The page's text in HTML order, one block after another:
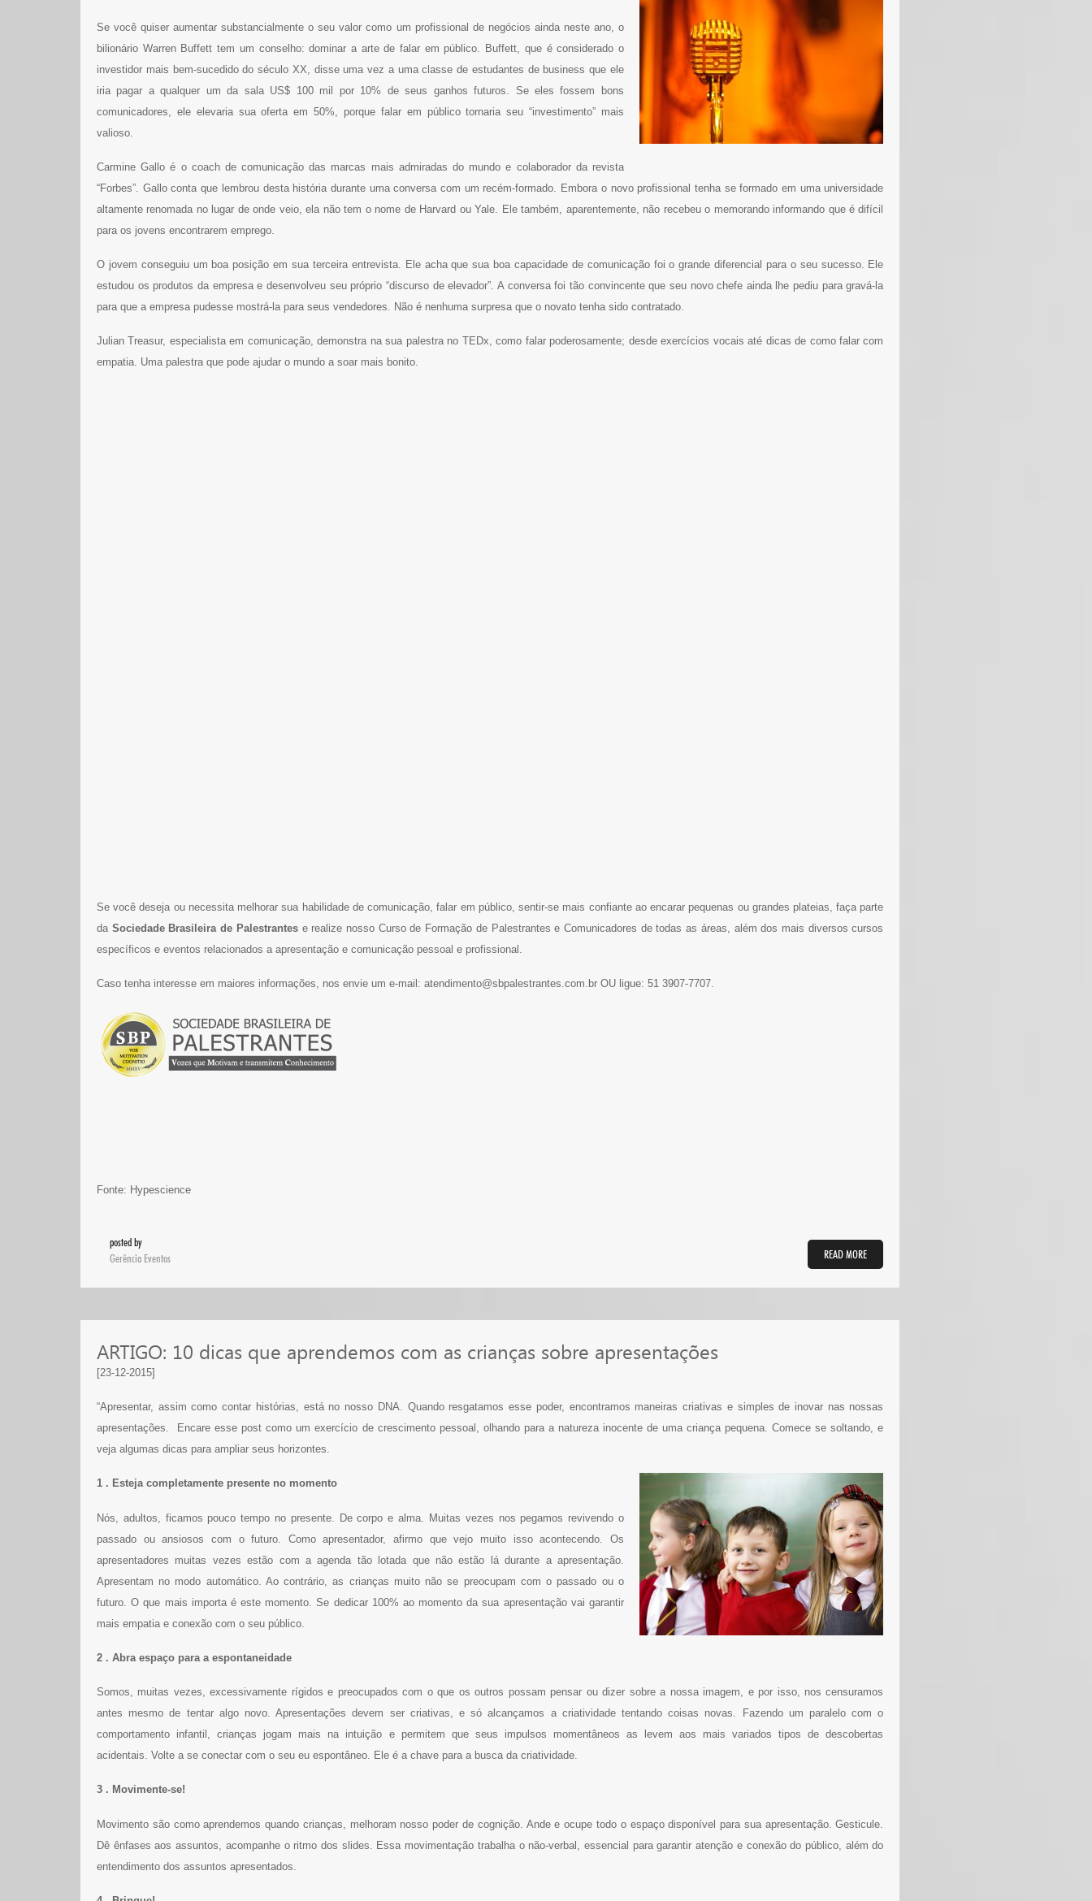
Se você quiser aumentar substancialmente o seu valor como um profissional de negócios ainda neste ano, o
bilionário Warren Buffett tem um conselho: dominar a arte de falar em público. Buffett, que é considerado o
investidor mais bem-sucedido do século XX, disse uma vez a uma classe de estudantes de business que ele
iria pagar a qualquer um da sala US$ 100 mil por 10% de seus ganhos futuros. Se eles fossem bons
comunicadores, ele elevaria sua oferta em 50%, porque falar em público tornaria seu “investimento” mais
valioso.
Carmine Gallo é o coach de comunicação das marcas mais admiradas do mundo e colaborador da revista
“Forbes”. Gallo conta que lembrou desta história durante uma conversa com um recém-formado. Embora o novo profissional tenha se formado em uma universidade
altamente renomada no lugar de onde veio, ela não tem o nome de Harvard ou Yale. Ele também, aparentemente, não recebeu o memorando informando que é difícil
para os jovens encontrarem emprego.
O jovem conseguiu um boa posição em sua terceira entrevista. Ele acha que sua boa capacidade de comunicação foi o grande diferencial para o seu sucesso. Ele
estudou os produtos da empresa e desenvolveu seu próprio “discurso de elevador”. A conversa foi tão convincente que seu novo chefe ainda lhe pediu para gravá-la
para que a empresa pudesse mostrá-la para seus vendedores. Não é nenhuma surpresa que o novato tenha sido contratado.
Julian Treasur, especialista em comunicação, demonstra na sua palestra no TEDx, como falar poderosamente; desde exercícios vocais até dicas de como falar com
empatia. Uma palestra que pode ajudar o mundo a soar mais bonito.
Se você deseja ou necessita melhorar sua habilidade de comunicação, falar em público, sentir-se mais confiante ao encarar pequenas ou grandes plateias, faça parte
da Sociedade Brasileira de Palestrantese realize nosso Curso de Formação de Palestrantes e Comunicadores de todas as áreas, além dos mais diversos cursos
específicos e eventos relacionados a apresentação e comunicação pessoal e profissional.
Caso tenha interesse em maiores informações, nos envie um e-mail: atendimento@sbpalestrantes.com.br OU ligue: 51 3907-7707.
Fonte: Hypescience
posted by
Gerência Eventos
READ MORE
ARTIGO: 10 dicas que aprendemos com as crianças sobre apresentações
[23-12-2015]
“Apresentar, assim como contar histórias, está no nosso DNA. Quando resgatamos esse poder, encontramos maneiras criativas e simples de inovar nas nossas
apresentações. Encare esse post como um exercício de crescimento pessoal, olhando para a natureza inocente de uma criança pequena. Comece se soltando, e
veja algumas dicas para ampliar seus horizontes.
1 . Esteja completamente presente no momento
Nós, adultos, ficamos pouco tempo no presente. De corpo e alma. Muitas vezes nos pegamos revivendo o
passado ou ansiosos com o futuro. Como apresentador, afirmo que vejo muito isso acontecendo. Os
apresentadores muitas vezes estão com a agenda tão lotada que não estão lá durante a apresentação.
Apresentam no modo automático. Ao contrário, as crianças muito não se preocupam com o passado ou o
futuro. O que mais importa é este momento. Se dedicar 100% ao momento da sua apresentação vai garantir
mais empatia e conexão com o seu público.
2 . Abra espaço para a espontaneidade
Somos, muitas vezes, excessivamente rígidos e preocupados com o que os outros possam pensar ou dizer sobre a nossa imagem, e por isso, nos censuramos
antes mesmo de tentar algo novo. Apresentações devem ser criativas, e só alcançamos a criatividade tentando coisas novas. Fazendo um paralelo com o
comportamento infantil, crianças jogam mais na intuição e permitem que seus impulsos momentâneos as levem aos mais variados tipos de descobertas
acidentais. Volte a se conectar com o seu eu espontâneo. Ele é a chave para a busca da criatividade.
3 . Movimente-se!
Movimento são como aprendemos quando crianças, melhoram nosso poder de cognição. Ande e ocupe todo o espaço disponível para sua apresentação. Gesticule.
Dê ênfases aos assuntos, acompanhe o ritmo dos slides. Essa movimentação trabalha o não-verbal, essencial para garantir atenção e conexão do público, além do
entendimento dos assuntos apresentados.